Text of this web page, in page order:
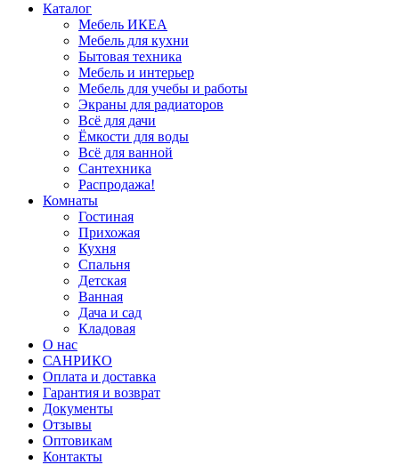
Каталог
Мебель ИКЕА
Мебель для кухни
Бытовая техника
Мебель и интерьер
Мебель для учебы и работы
Экраны для радиаторов
Всё для дачи
Ёмкости для воды
Всё для ванной
Сантехника
Распродажа!
Комнаты
Гостиная
Прихожая
Кухня
Спальня
Детская
Ванная
Дача и сад
Кладовая
О нас
САНРИКО
Оплата и доставка
Гарантия и возврат
Документы
Отзывы
Оптовикам
Контакты